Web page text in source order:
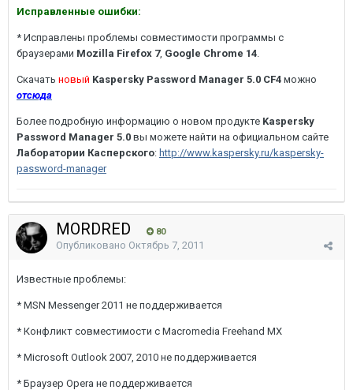
Исправленные ошибки:
* Исправлены проблемы совместимости программы с
браузерами Mozilla Firefox 7, Google Chrome 14.
Скачать новый Kaspersky Password Manager 5.0 CF4 можно
отсюда
Более подробную информацию о новом продукте Kaspersky
Password Manager 5.0 вы можете найти на официальном сайте
Лаборатории Касперского: http://www.kaspersky.ru/kaspersky-
password-manager
MORDRED 80
Опубликовано Октябрь 7, 2011
Известные проблемы:
* MSN Messenger 2011 не поддерживается
* Конфликт совместимости с Macromedia Freehand MX
* Microsoft Outlook 2007, 2010 не поддерживается
* Браузер Opera не поддерживается